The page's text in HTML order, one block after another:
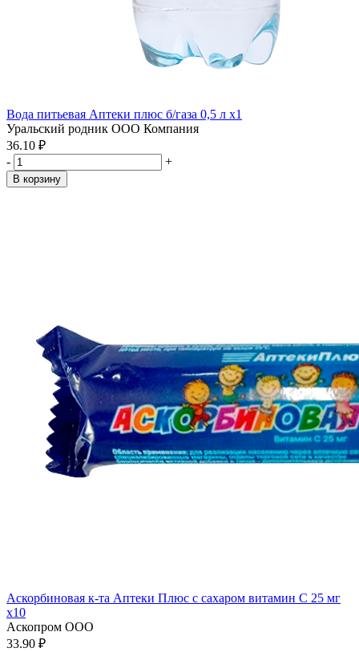
Вода питьевая Аптеки плюс б/газа 0,5 л x1
Уральский родник ООО Компания
36.10 ₽
-
+
В корзину
Аскорбиновая к-та Аптеки Плюс с сахаром витамин С 25 мг
x10
Аскопром ООО
33.90 ₽